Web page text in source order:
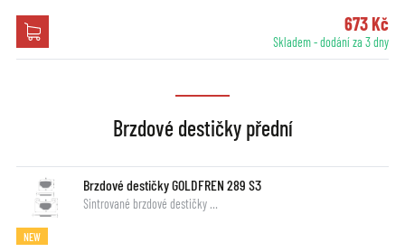
673 Kč
Skladem - dodání za 3 dny
Brzdové destičky přední
Brzdové destičky GOLDFREN 289 S3
Sintrované brzdové destičky …
NEW